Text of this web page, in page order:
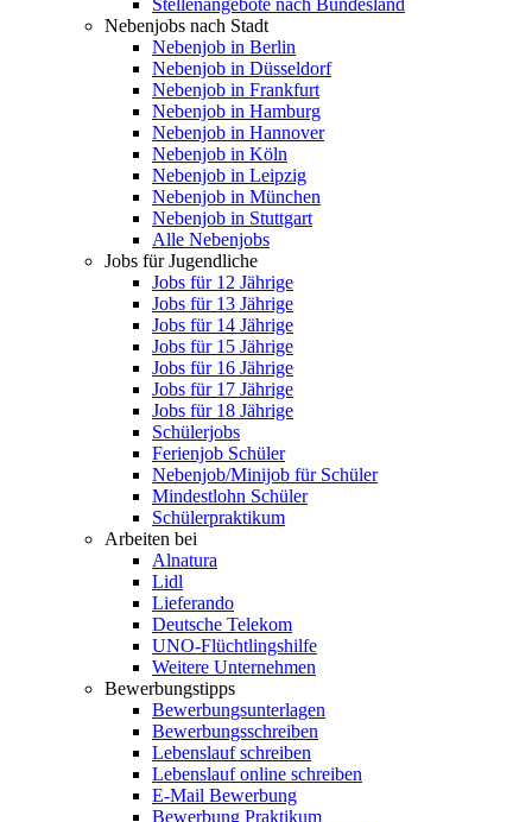
Stellenangebote nach Bundesland
Nebenjobs nach Stadt
Nebenjob in Berlin
Nebenjob in Düsseldorf
Nebenjob in Frankfurt
Nebenjob in Hamburg
Nebenjob in Hannover
Nebenjob in Köln
Nebenjob in Leipzig
Nebenjob in München
Nebenjob in Stuttgart
Alle Nebenjobs
Jobs für Jugendliche
Jobs für 12 Jährige
Jobs für 13 Jährige
Jobs für 14 Jährige
Jobs für 15 Jährige
Jobs für 16 Jährige
Jobs für 17 Jährige
Jobs für 18 Jährige
Schülerjobs
Ferienjob Schüler
Nebenjob/Minijob für Schüler
Mindestlohn Schüler
Schülerpraktikum
Arbeiten bei
Alnatura
Lidl
Lieferando
Deutsche Telekom
UNO-Flüchtlingshilfe
Weitere Unternehmen
Bewerbungstipps
Bewerbungsunterlagen
Bewerbungsschreiben
Lebenslauf schreiben
Lebenslauf online schreiben
E-Mail Bewerbung
Bewerbung Praktikum